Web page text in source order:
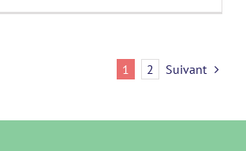
1 2 Suivant